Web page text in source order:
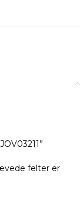
felter er